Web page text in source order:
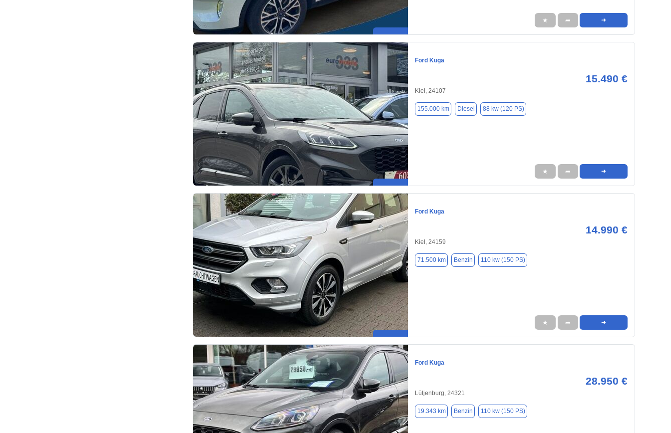
★ ➦ ➜
Ford Kuga
15.490 €
Kiel, 24107
155.000 km Diesel 88 kw (120 PS)
★ ➦ ➜
Ford Kuga
14.990 €
Kiel, 24159
71.500 km Benzin 110 kw (150 PS)
★ ➦ ➜
Ford Kuga
28.950 €
Lütjenburg, 24321
19.343 km Benzin 110 kw (150 PS)